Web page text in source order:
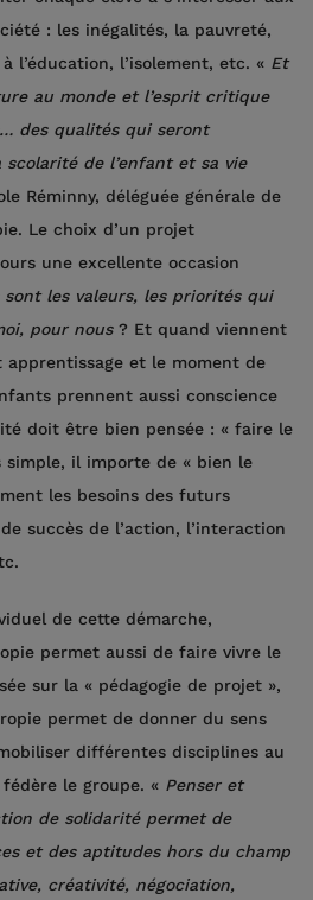
: les inégalités, la pauvreté,
l’éducation, l’isolement, etc. « Et
au monde et l’esprit critique
des qualités qui seront
de l’enfant et sa vie
Réminny, déléguée générale de
Le choix d’un projet
une excellente occasion
sont les valeurs, les priorités qui
pour nous? Et quand viennent
et le moment de
prennent aussi conscience
doit être bien pensée : « faire le
simple, il importe de « bien le
les besoins des futurs
succès de l’action, l’interaction
de cette démarche,
permet aussi de faire vivre le
sur la « pédagogie de projet »,
permet de donner du sens
différentes disciplines au
le groupe. « Penser et
de solidarité permet de
et des aptitudes hors du champ
créativité, négociation,